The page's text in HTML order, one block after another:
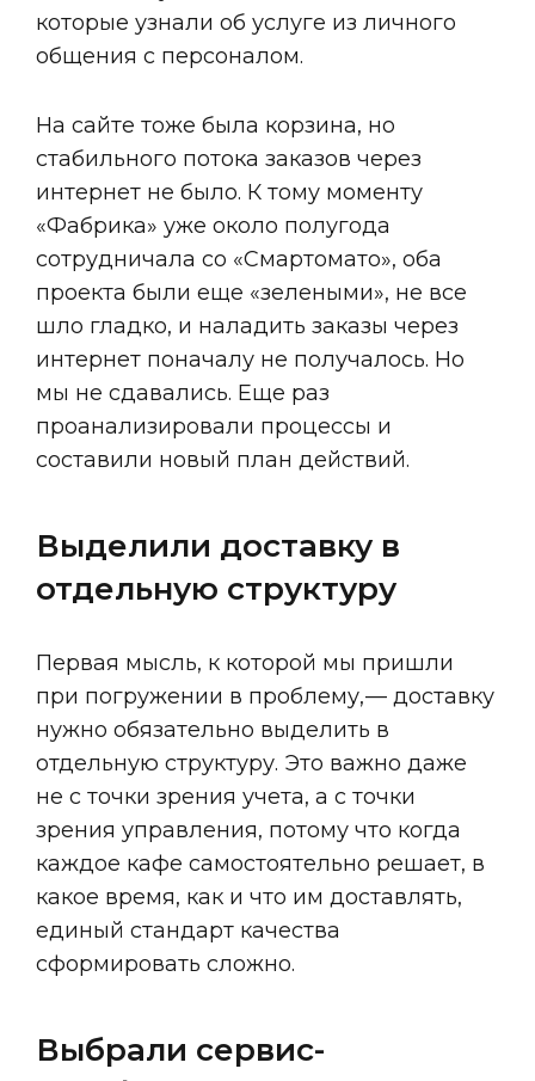
которые узнали об услуге из личного
общения с персоналом.
На сайте тоже была корзина, но
стабильного потока заказов через
интернет не было. К тому моменту
«Фабрика» уже около полугода
сотрудничала со «Смартомато», оба
проекта были еще «зелеными», не все
шло гладко, и наладить заказы через
интернет поначалу не получалось. Но
мы не сдавались. Еще раз
проанализировали процессы и
составили новый план действий.
Выделили доставку в
отдельную структуру
Первая мысль, к которой мы пришли
при погружении в проблему, — доставку
нужно обязательно выделить в
отдельную структуру. Это важно даже
не с точки зрения учета, а с точки
зрения управления, потому что когда
каждое кафе самостоятельно решает, в
какое время, как и что им доставлять,
единый стандарт качества
сформировать сложно.
Выбрали сервис-